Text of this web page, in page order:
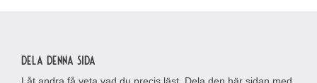
Dela denna sida